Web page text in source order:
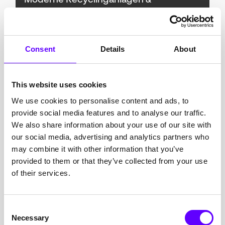
Consent Details About
This website uses cookies
We use cookies to personalise content and ads, to
provide social media features and to analyse our traffic.
We also share information about your use of our site with
our social media, advertising and analytics partners who
may combine it with other information that you’ve
provided to them or that they’ve collected from your use
of their services.
Selection
Necessary
Fördermitteln unterstützten wir ein Unternehmen der
Recyclingwirtschaft bei der umfassenden
Anlagentechnik zur Steigerung der Recyclingquoten.
CO₂-freie Stromspeicherung für die
Energieversorgung
Im Rahmen eines europäischen FuE-Vorhabens
begleiteten wir einen Energieversorger bei der
Entwicklung einer CO₂-freien Stromspeicherlösung.
Das Projekt wurde über Horizon Europe gefördert und
erneuerbarer Energien. Im Fokus standen
Wirtschaftlichkeit.